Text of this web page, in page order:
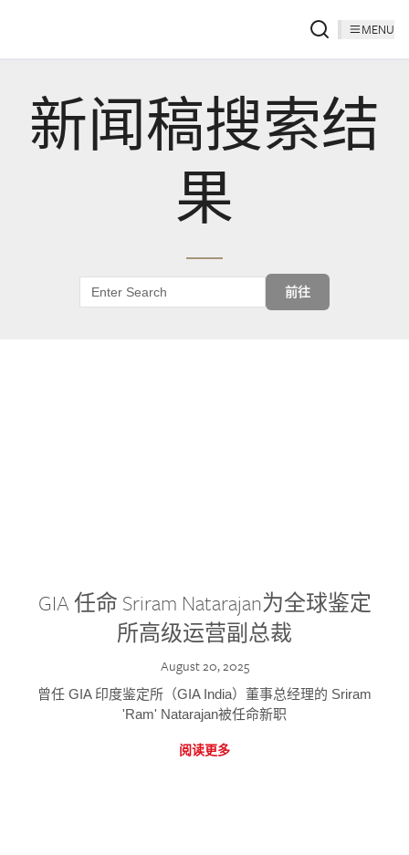
MENU
新闻稿搜索结
果
前往
GIA 任命 Sriram Natarajan为全球鉴定
所高级运营副总裁
August 20, 2025
曾任 GIA 印度鉴定所（GIA India）董事总经理的 Sriram
'Ram' Natarajan被任命新职
阅读更多